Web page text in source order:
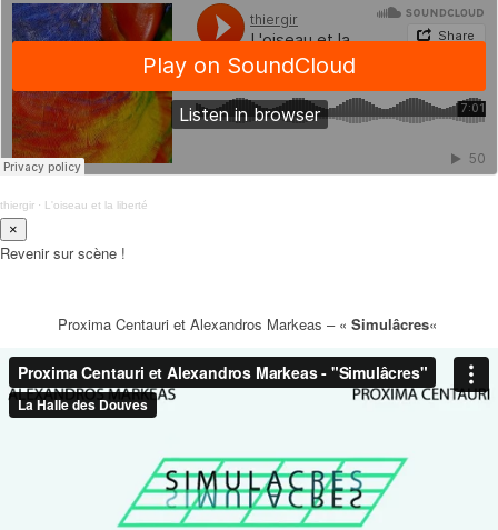
thiergir · L'oiseau et la liberté
×
Revenir sur scène !
Proxima Centauri et Alexandros Markeas – « Simulâcres«